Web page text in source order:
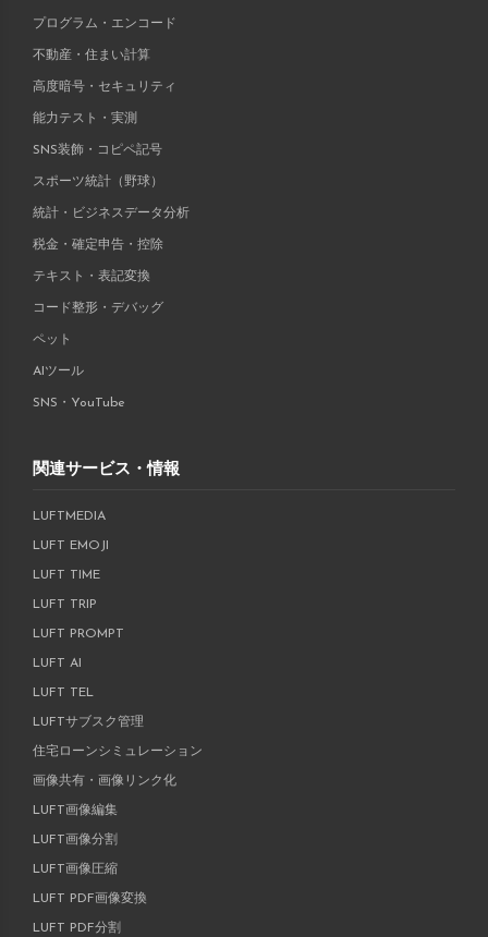
プログラム・エンコード
不動産・住まい計算
高度暗号・セキュリティ
能力テスト・実測
SNS装飾・コピペ記号
スポーツ統計（野球）
統計・ビジネスデータ分析
税金・確定申告・控除
テキスト・表記変換
コード整形・デバッグ
ペット
AIツール
SNS・YouTube
関連サービス・情報
LUFTMEDIA
LUFT EMOJI
LUFT TIME
LUFT TRIP
LUFT PROMPT
LUFT AI
LUFT TEL
LUFTサブスク管理
住宅ローンシミュレーション
画像共有・画像リンク化
LUFT画像編集
LUFT画像分割
LUFT画像圧縮
LUFT PDF画像変換
LUFT PDF分割